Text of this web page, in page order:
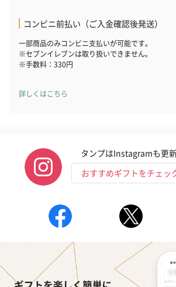
コンビニ前払い（ご入金確認後発送）
一部商品のみコンビニ支払いが可能です。
※セブンイレブンは取り扱いできません。
※手数料：330円
詳しくはこちら
タンプはInstagramも更
おすすめギフトをチェッ